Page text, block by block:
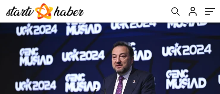
bulmuyoruz’